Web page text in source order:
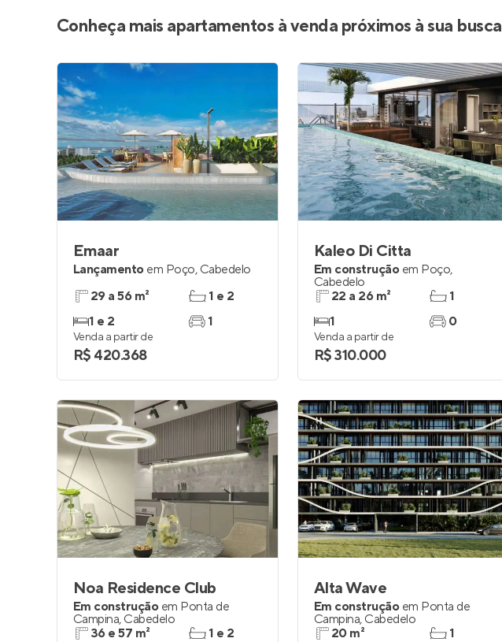
Conheça mais apartamentos à venda próximos à sua busca
Emaar
Lançamento em Poço, Cabedelo
29 a 56 m²
1 e 2
1 e 2
1
Venda a partir de
R$ 420.368
Kaleo Di Citta
Em construção em Poço,
Cabedelo
22 a 26 m²
1
1
0
Venda a partir de
R$ 310.000
Noa Residence Club
Em construção em Ponta de
Campina, Cabedelo
36 e 57 m²
1 e 2
Alta Wave
Em construção em Ponta de
Campina, Cabedelo
20 m²
1